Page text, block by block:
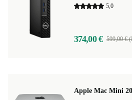
5,0
374,00 € 599,00 €
Apple Mac Mini